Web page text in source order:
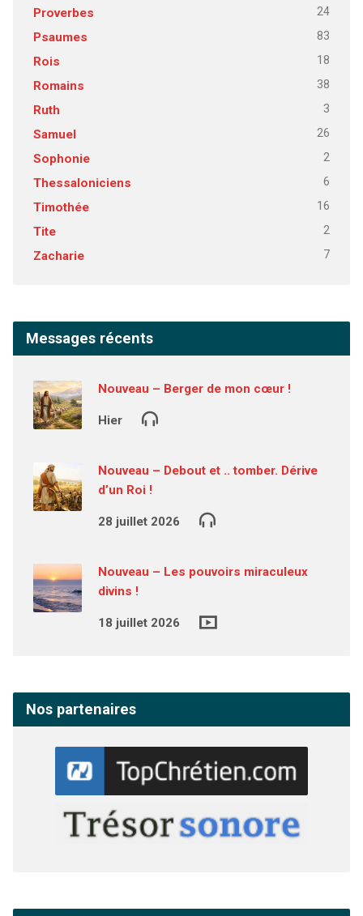
Proverbes 24
Psaumes 83
Rois 18
Romains 38
Ruth 3
Samuel 26
Sophonie 2
Thessaloniciens 6
Timothée 16
Tite 2
Zacharie 7
Messages récents
Nouveau – Berger de mon cœur !
Hier
Nouveau – Debout et .. tomber. Dérive
d’un Roi !
28 juillet 2026
Nouveau – Les pouvoirs miraculeux
divins !
18 juillet 2026
Nos partenaires